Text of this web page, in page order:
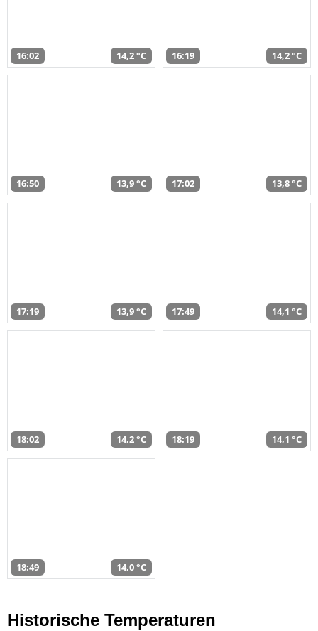
16:02 14,2 °C 16:19 14,2 °C
16:50 13,9 °C 17:02 13,8 °C
17:19 13,9 °C 17:49 14,1 °C
18:02 14,2 °C 18:19 14,1 °C
18:49 14,0 °C
Historische Temperaturen